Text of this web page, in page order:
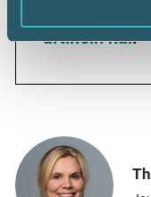
Srf
artikeln här.